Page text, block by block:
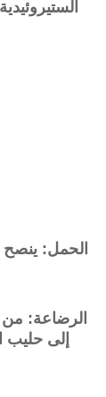
الحمل: ينصح
الرضاعة: من
إلى حليب